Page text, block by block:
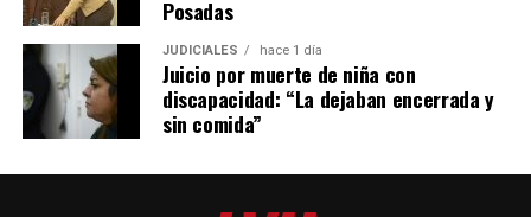
“Salimos a buscar quienes nos acompañen para ayudar y
acompañar a la persona que está en búsqueda de
mejorar su situación laboral y personal”, explicó.
Abrazian señaló que, si bien la mayoría de los cursos
Posadas
JUDICIALES hace 1 día
Juicio por muerte de niña con
discapacidad: “La dejaban encerrada y
sin comida”